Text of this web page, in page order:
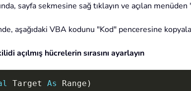
sayfa sekmesine sağ tıklayın ve açılan
aşağıdaki VBA kodunu "Kod" penceresine
açılmış hücrelerin sırasını ayarlayın
Target As Range )